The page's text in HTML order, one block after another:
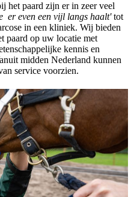
het paard zijn er in zeer veel
er even een vijl langs haalt'tot
in een kliniek. Wij bieden
paard op uw locatie met
kennis en
midden Nederland kunnen
service voorzien.